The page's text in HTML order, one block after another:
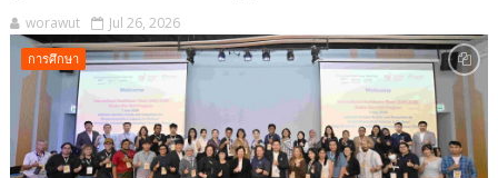
worawut Jul 26, 2026
การศึกษา